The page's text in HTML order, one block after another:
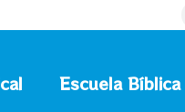
Escuela